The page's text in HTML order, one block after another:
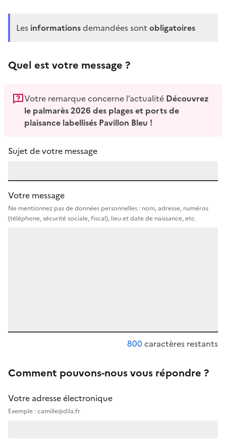
Les informationsdemandées sont obligatoires
Quel est votre message ?
Votre remarque concerne l’actualité Découvrez
le palmarès 2026 des plages et ports de
plaisance labellisés Pavillon Bleu !
Sujet de votre message
Votre message
Ne mentionnez pas de données personnelles : nom, adresse, numéros
(téléphone, sécurité sociale, fiscal), lieu et date de naissance, etc.
800 caractères restants
Comment pouvons-nous vous répondre ?
Votre adresse électronique
Exemple : camille@dila.fr